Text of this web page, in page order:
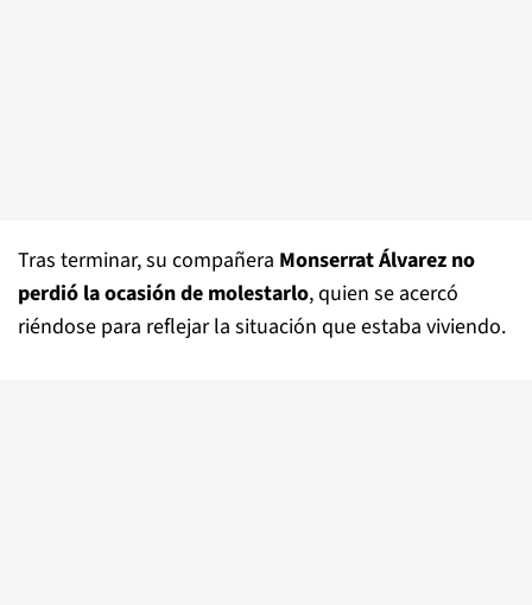
Tras terminar, su compañera Monserrat Álvarez no
perdió la ocasión de molestarlo, quien se acercó
riéndose para reflejar la situación que estaba viviendo.